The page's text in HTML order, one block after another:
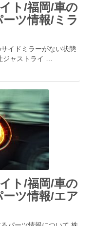
ト/福岡/車の
ツ情報/ミラ
イドミラーがない状態
ジャストライ …
ト/福岡/車の
ツ情報/エア